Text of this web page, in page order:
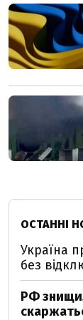
ОСТАННІ
Україна
без
РФ